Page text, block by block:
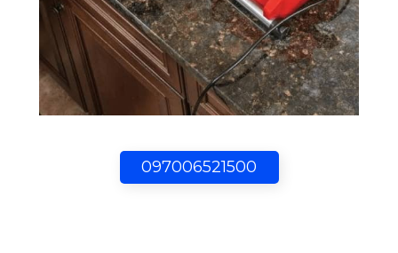
097006521500